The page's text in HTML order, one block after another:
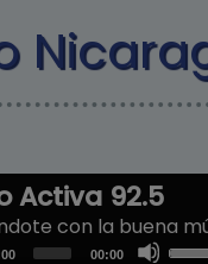
Activa 92.5
con la buena
00:00